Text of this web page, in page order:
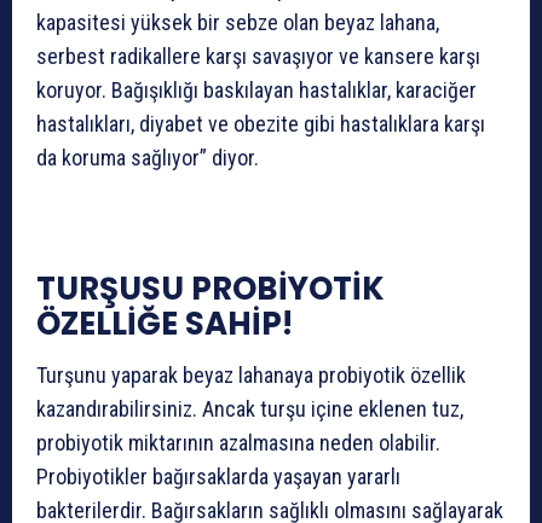
kapasitesi yüksek bir sebze olan beyaz lahana,
serbest radikallere karşı savaşıyor ve kansere karşı
koruyor. Bağışıklığı baskılayan hastalıklar, karaciğer
hastalıkları, diyabet ve obezite gibi hastalıklara karşı
da koruma sağlıyor” diyor.
TURŞUSU PROBİYOTİK
ÖZELLİĞE SAHİP!
Turşunu yaparak beyaz lahanaya probiyotik özellik
kazandırabilirsiniz. Ancak turşu içine eklenen tuz,
probiyotik miktarının azalmasına neden olabilir.
Probiyotikler bağırsaklarda yaşayan yararlı
bakterilerdir. Bağırsakların sağlıklı olmasını sağlayarak